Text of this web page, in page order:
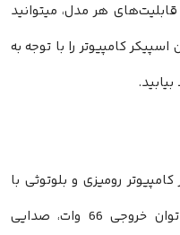
میتوانید
را با توجه به
و بلوتوثی با
کیفیت است که با طراحی شیک و توان خروجی 66 وات، صدایی